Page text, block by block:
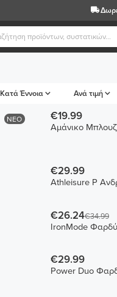
Κατά Έννοια Ανά τιμή
ΝΕΟ €19.99
Αμάνικο
€29.99
Athleisure P
€26.24€34.99
IronMode
€29.99
Power Duo